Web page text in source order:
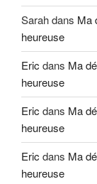
Sarahdans Ma
heureuse
Eric dans Ma
heureuse
Eric dans Ma
heureuse
Eric dans Ma
heureuse